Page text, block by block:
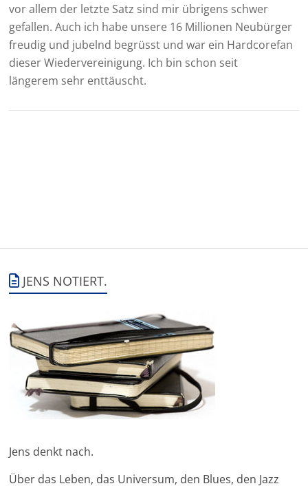
vor allem der letzte Satz sind mir übrigens schwer
gefallen. Auch ich habe unsere 16 Millionen Neubürger
freudig und jubelnd begrüsst und war ein Hardcorefan
dieser Wiedervereinigung. Ich bin schon seit
längerem sehr enttäuscht.
JENS NOTIERT.
Jens denkt nach.
Über das Leben, das Universum, den Blues, den Jazz